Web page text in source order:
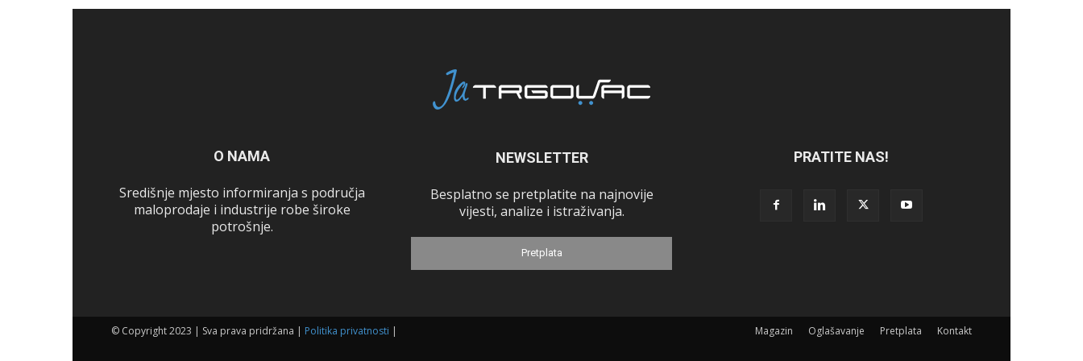
O NAMA
Središnje mjesto informiranja s područja
maloprodaje i industrije robe široke
potrošnje.
NEWSLETTER
Besplatno se pretplatite na najnovije
vijesti, analize i istraživanja.
Pretplata
PRATITE NAS!
Magazin Oglašavanje Pretplata Kontakt
© Copyright 2023 | Sva prava pridržana | Politika privatnosti |